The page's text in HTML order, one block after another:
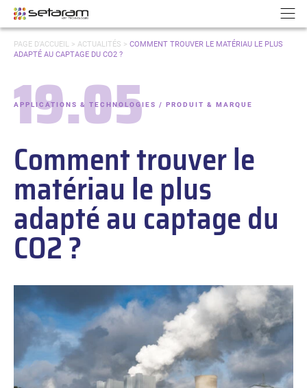
Aller au contenu
VOUS
ÊTES
PAGE D'ACCUEIL> ACTUALITÉS > COMMENT TROUVER LE MATÉRIAU LE PLUS
ADAPTÉ AU CAPTAGE DU CO2 ?
Comment trouver le
matériau le plus
adapté au captage du
CO2 ?
Date :
19.05
APPLICATIONS & TECHNOLOGIES / PRODUIT & MARQUE
Panneau de gestion des cookies